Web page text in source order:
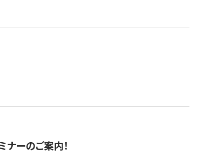
ナーのご案内！